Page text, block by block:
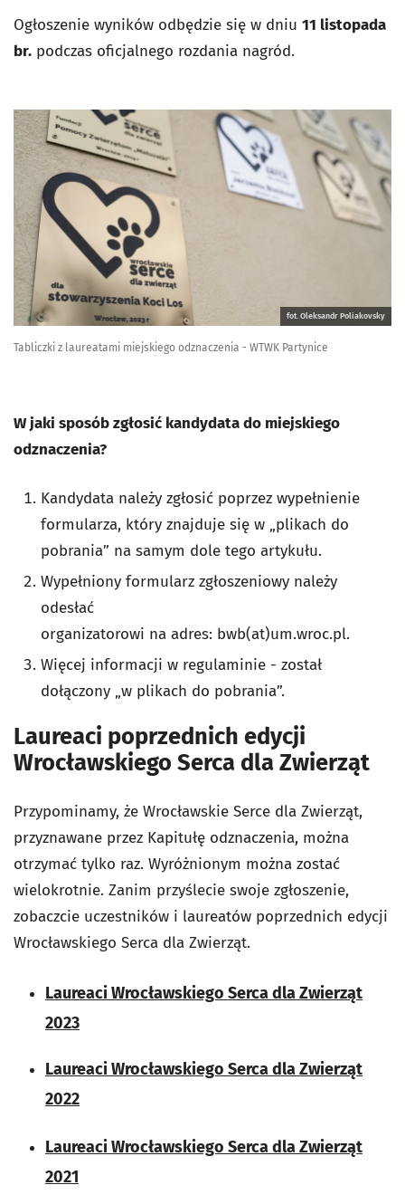
Ogłoszenie wyników odbędzie się w dniu 11 listopada
br. podczas oficjalnego rozdania nagród.
fot. Oleksandr Poliakovsky
Tabliczki z laureatami miejskiego odznaczenia - WTWK Partynice
W jaki sposób zgłosić kandydata do miejskiego
odznaczenia?
Kandydata należy zgłosić poprzez wypełnienie
formularza, który znajduje się w „plikach do
pobrania” na samym dole tego artykułu.
Wypełniony formularz zgłoszeniowy należy
odesłać
organizatorowi na adres: bwb(at)um.wroc.pl.
Więcej informacji w regulaminie - został
dołączony „w plikach do pobrania”.
Laureaci poprzednich edycji
Wrocławskiego Serca dla Zwierząt
Przypominamy, że Wrocławskie Serce dla Zwierząt,
przyznawane przez Kapitułę odznaczenia, można
otrzymać tylko raz. Wyróżnionym można zostać
wielokrotnie. Zanim przyślecie swoje zgłoszenie,
zobaczcie uczestników i laureatów poprzednich edycji
Wrocławskiego Serca dla Zwierząt.
Laureaci Wrocławskiego Serca dla Zwierząt
2023
Laureaci Wrocławskiego Serca dla Zwierząt
2022
Laureaci Wrocławskiego Serca dla Zwierząt
2021